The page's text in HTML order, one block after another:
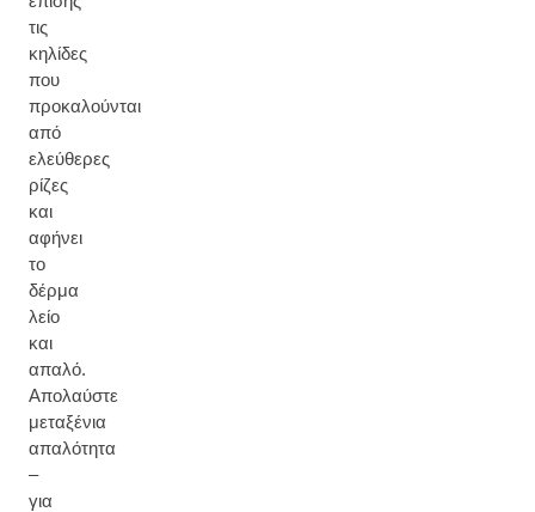
τις
κηλίδες
που
προκαλούνται
από
ελεύθερες
ρίζες
και
αφήνει
το
δέρμα
λείο
και
απαλό.
Απολαύστε
μεταξένια
απαλότητα
–
για